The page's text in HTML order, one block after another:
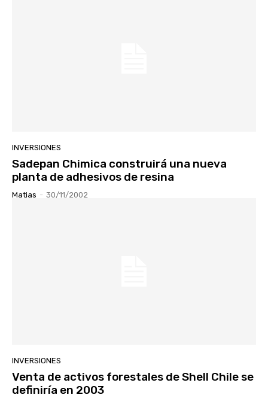
INVERSIONES
Sadepan Chimica construirá una nueva
planta de adhesivos de resina
Matias - 30/11/2002
INVERSIONES
Venta de activos forestales de Shell Chile se
definiría en 2003